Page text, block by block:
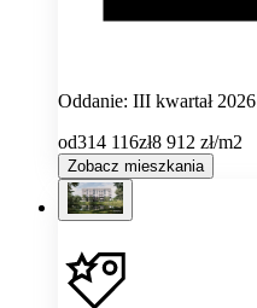
Oddanie: III kwartał 2026
od314 116zł8 912 zł/m2
Zobacz mieszkania